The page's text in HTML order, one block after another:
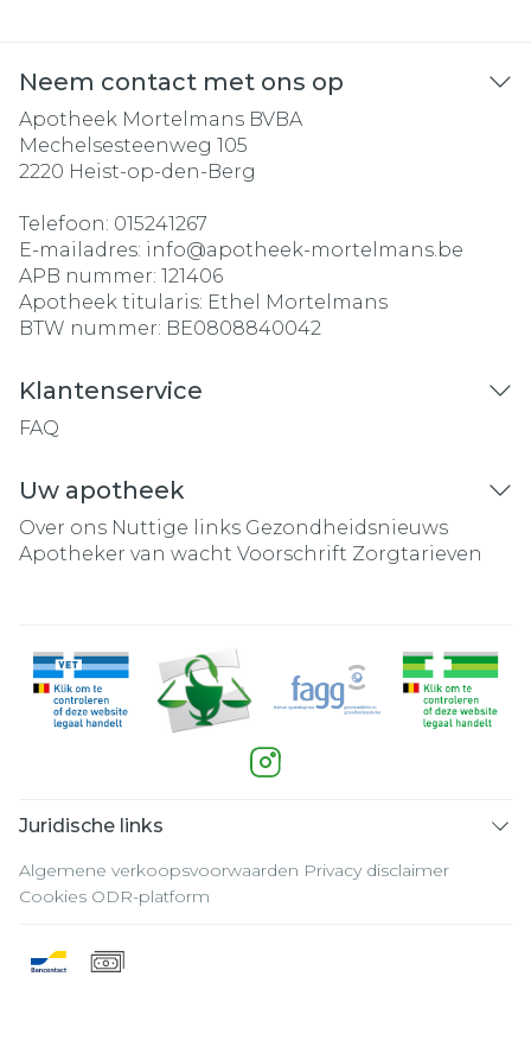
Neem contact met ons op
Apotheek Mortelmans BVBA
Mechelsesteenweg 105
2220 Heist-op-den-Berg
Telefoon: 015241267
E-mailadres: info@apotheek-mortelmans.be
APB nummer: 121406
Apotheek titularis: Ethel Mortelmans
BTW nummer: BE0808840042
Klantenservice
FAQ
Uw apotheek
Over ons Nuttige links Gezondheidsnieuws
Apotheker van wacht Voorschrift Zorgtarieven
Juridische links
Algemene verkoopsvoorwaarden Privacy disclaimer
Cookies ODR-platform